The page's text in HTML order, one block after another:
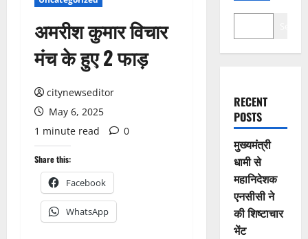
अमरीश कुमार विचार
मंच के हुए 2 फाड़
citynewseditor
May 6, 2025
1 minute read
0
Share this:
Facebook
WhatsApp
RECENT
POSTS
मुख्यमंत्री
धामी से
महानिदेशक
एनसीसी ने
की शिष्टाचार
भेंट